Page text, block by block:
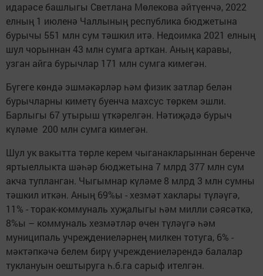
идарәсе башлыгы Светлана Мөлекова әйтүенчә, 2022
елның 1 июленә Чаллының республика бюджетына
бурычы 551 млн сум тәшкил итә. Недоимка 2021 елның
шул чорыннан 43 млн сумга арткан. Аның каравы,
узган айга бурычлар 171 млн сумга кимегән.
Бүгеге көндә эшмәкәрләр һәм физик затлар белән
бурычларны киметү буенча махсус төркем эшли.
Барлыгы 67 утырыш үткәрелгән. Нәтиҗәдә бурыч
күләме 200 млн сумга кимегән.
Шул ук вакытта төрле керем чыганакларыннан беренче
яртыеллыкта шәһәр бюджетына 7 млрд 377 млн сум
акча тупланган. Чыгымнар күләме 8 млрд 3 млн сумны
тәшкил иткән. Аның 69%ы - хезмәт хаклары түләүгә,
11% - торак-коммуналь хуҗалыгы һәм милли сәясәткә,
8%ы – коммуналь хезмәтләр өчен түләүгә һәм
муниципаль учреҗдениеләрнең милкен тотуга, 6% -
мәктәпкәчә белем бирү учреждениеләрендә балалар
туклануын оештыруга һ.б.га сарыф ителгән.